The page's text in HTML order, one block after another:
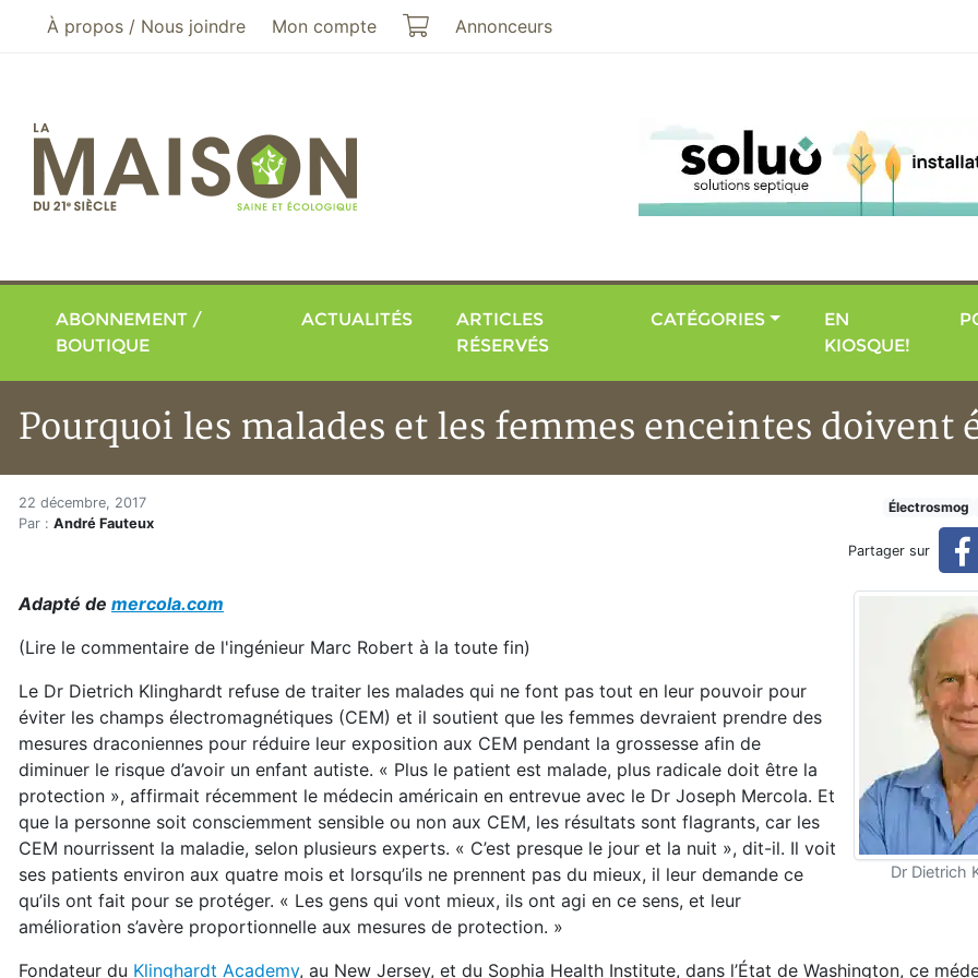
Aller au menu principal
Aller au contenu principal
À propos / Nous joindre Mon compte Mon panier
Annonceurs
ABONNEMENT /
BOUTIQUE
ACTUALITÉS
ARTICLES
RÉSERVÉS
CATÉGORIES
EN
KIOSQUE!
Pourquoi les malades et les femmes enceintes doivent
Accueil
Articles
Pourquoi les malades et les femmes enceintes doivent éviter l’électrosmog
Pourquoi les malades et les femmes enceintes doivent
22 décembre, 2017
Par : André Fauteux
Électrosmog
Partager sur
Dr Dietrich
Adapté de mercola.com
(Lire le commentaire de l'ingénieur Marc Robert à la toute fin)
Le Dr Dietrich Klinghardt refuse de traiter les malades qui ne font pas tout en leur pouvoir pour
éviter les champs électromagnétiques (CEM) et il soutient que les femmes devraient prendre des
mesures draconiennes pour réduire leur exposition aux CEM pendant la grossesse afin de
diminuer le risque d’avoir un enfant autiste. « Plus le patient est malade, plus radicale doit être la
protection », affirmait récemment le médecin américain en entrevue avec le Dr Joseph Mercola. Et
que la personne soit consciemment sensible ou non aux CEM, les résultats sont flagrants, car les
CEM nourrissent la maladie, selon plusieurs experts. « C’est presque le jour et la nuit », dit-il. Il voit
ses patients environ aux quatre mois et lorsqu’ils ne prennent pas du mieux, il leur demande ce
qu’ils ont fait pour se protéger. « Les gens qui vont mieux, ils ont agi en ce sens, et leur
amélioration s’avère proportionnelle aux mesures de protection. »
Fondateur du Klinghardt Academy, au New Jersey, et du Sophia Health Institute, dans l’État de Washington, ce